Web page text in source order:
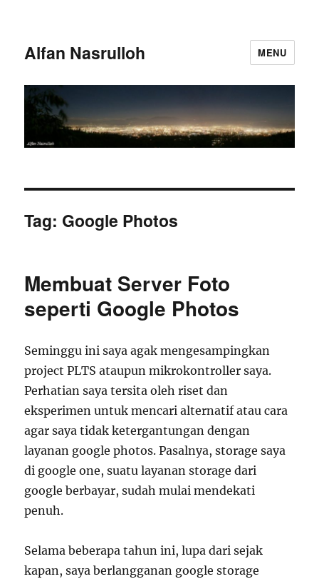
Alfan Nasrulloh MENU
Tag: Google Photos
Membuat Server Foto
seperti Google Photos
Seminggu ini saya agak mengesampingkan
project PLTS ataupun mikrokontroller saya.
Perhatian saya tersita oleh riset dan
eksperimen untuk mencari alternatif atau cara
agar saya tidak ketergantungan dengan
layanan google photos. Pasalnya, storage saya
di google one, suatu layanan storage dari
google berbayar, sudah mulai mendekati
penuh.
Selama beberapa tahun ini, lupa dari sejak
kapan, saya berlangganan google storage